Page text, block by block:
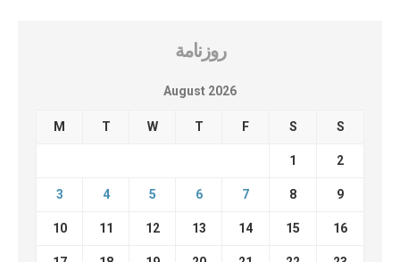
روزنامة
August 2026
M T W T F S S
1 2
3 4 5 6 7 8 9
10 11 12 13 14 15 16